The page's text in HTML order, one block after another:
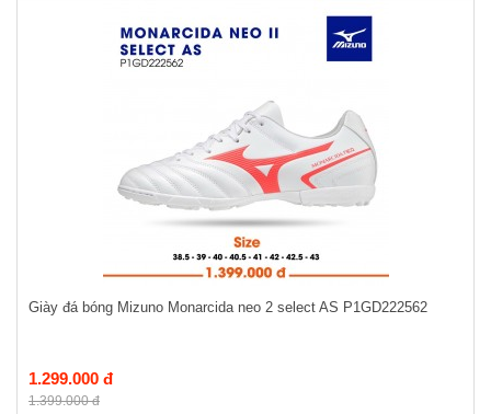
Giày đá bóng Mizuno Monarcida neo 2 select AS P1GD222562
1.299.000 đ
1.399.000 đ